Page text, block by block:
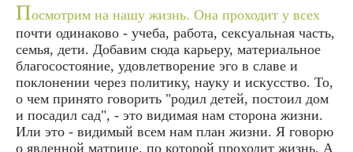
Посмотрим на нашу жизнь. Она проходит у всех
почти одинаково - учеба, работа, сексуальная часть,
семья, дети. Добавим сюда карьеру, материальное
благосостояние, удовлетворение эго в славе и
поклонении через политику, науку и искусство. То,
о чем принято говорить "родил детей, постоил дом
и посадил сад", - это видимая нам сторона жизни.
Или это - видимый всем нам план жизни. Я говорю
о явленной матрице, по которой проходит жизнь. А